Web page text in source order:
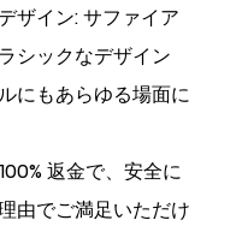
ザイン: サファイア
シックなデザイン
にもあらゆる場面に
返金で、安全に
由でご満足いただけ